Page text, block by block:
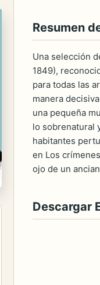
Resumen
Una selección
1849),
para todas las
manera
una pequeña
lo sobrenatural
habitantes
en Los
ojo de un
Descargar